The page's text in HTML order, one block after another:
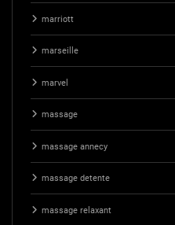
marriott
marseille
marvel
massage
massage annecy
massage detente
massage relaxant